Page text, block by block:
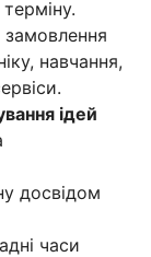
замовлення
навчання,
ідей
досвідом
часи